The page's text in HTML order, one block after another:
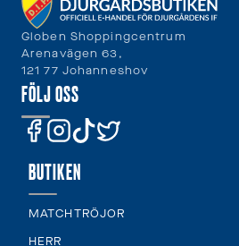
Globen Shoppingcentrum
Arenavägen 63,
121 77 Johanneshov
FÖLJ OSS
BUTIKEN
MATCHTRÖJOR
HERR